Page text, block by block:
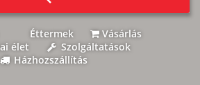
Éttermek
Vásárlás
élet
Szolgáltatások
Házhozszállítás